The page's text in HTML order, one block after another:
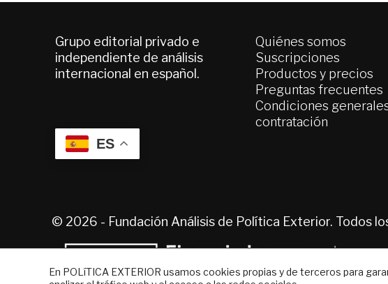
Grupo editorial privado e
independiente de análisis
internacional en español.
ES
Quiénes somos
Suscripciones
Productos y precios
Preguntas frecuentes
Condiciones
contratación
© 2026 - Fundación Análisis de Política Exterior. Todos
En POLíTICA EXTERIOR usamos cookies propias y de terceros para